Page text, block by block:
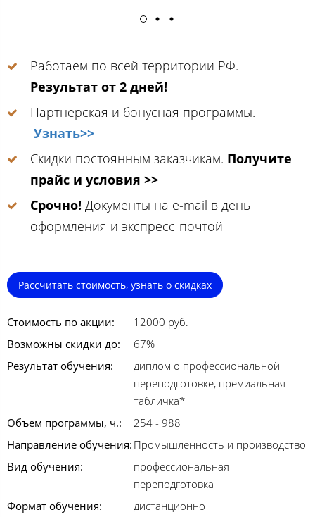
Работаем по всей территории РФ.
Результат от 2 дней!
Партнерская и бонусная программы.
Узнать>>
Скидки постоянным заказчикам. Получите
прайс и условия >>
Срочно! Документы на e-mail в день
оформления и экспресс-почтой
Рассчитать стоимость, узнать о скидках
Стоимость по акции:
12000 руб.
Возможны скидки до:
67%
Результат обучения:
диплом о профессиональной
переподготовке, премиальная
табличка*
Объем программы, ч.:
254 - 988
Направление обучения: Промышленность и производство
Вид обучения:
профессиональная
переподготовка
Формат обучения:
дистанционно